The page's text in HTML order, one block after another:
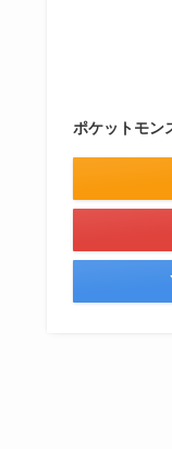
ポケットモン